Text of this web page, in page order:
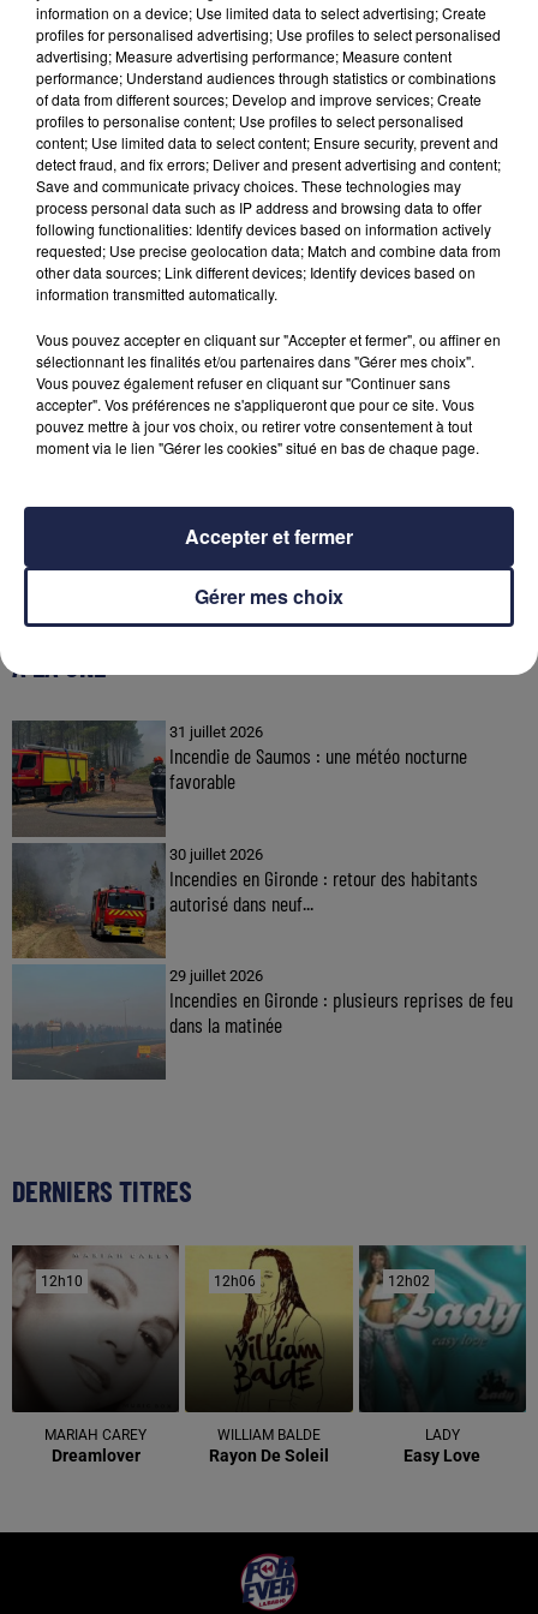
tacle le chanteur avec le franc-parler qu’on lui connaît.
UN AMOUREUX DU CLUB
Interrogé par Julien Bée sur ses plus beaux souvenirs de
supporter des Girondins de Bordeaux, Pascal Obispo a
d’abord en tête les célébrations des titres de champion de
France :"La fête aux Quinconces en 2009 mais aussi en 1999
ou encore plus loin en 89 avec Jean Tigana !".Avant
d’évoquer une autre anecdote marquante de son enfance :
"J’avais eu un autographe de Pelé en 1973 lors d’un match
malheureusement, je ne le retrouve plus"dit-il avec une
pointe de déception.
À LA UNE
31 juillet 2026
Incendie de Saumos : une météo nocturne
favorable
30 juillet 2026
Incendies en Gironde : retour des habitants
autorisé dans neuf...
29 juillet 2026
Incendies en Gironde : plusieurs reprises de feu
dans la matinée
DERNIERS TITRES
12h10
12h10
MARIAH CAREY
Dreamlover
12h06
12h06
WILLIAM BALDE
Rayon De Soleil
12h02
12h02
LADY
Easy Love
information on a device; Use limited data to select advertising; Create
profiles for personalised advertising; Use profiles to select personalised
advertising; Measure advertising performance; Measure content
performance; Understand audiences through statistics or combinations
of data from different sources; Develop and improve services; Create
profiles to personalise content; Use profiles to select personalised
content; Use limited data to select content; Ensure security, prevent and
detect fraud, and fix errors; Deliver and present advertising and content;
Save and communicate privacy choices. These technologies may
process personal data such as IP address and browsing data to offer
following functionalities: Identify devices based on information actively
requested; Use precise geolocation data; Match and combine data from
other data sources; Link different devices; Identify devices based on
information transmitted automatically.
Vous pouvez accepter en cliquant sur "Accepter et fermer", ou affiner en
sélectionnant les finalités et/ou partenaires dans "Gérer mes choix".
Vous pouvez également refuser en cliquant sur "Continuer sans
accepter". Vos préférences ne s'appliqueront que pour ce site. Vous
pouvez mettre à jour vos choix, ou retirer votre consentement à tout
moment via le lien "Gérer les cookies" situé en bas de chaque page.
Gérer mes choix
Accepter et fermer